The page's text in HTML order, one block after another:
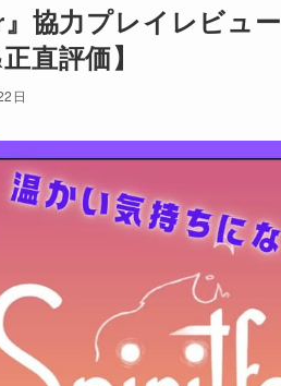
協力プレイレビュ
直評価】
日